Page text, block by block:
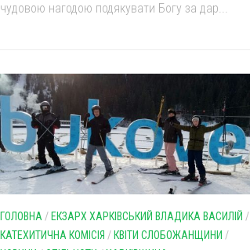
чудовою нагодою подякувати Богу за дар...
ГОЛОВНА / ЕКЗАРХ ХАРКІВСЬКИЙ ВЛАДИКА ВАСИЛІЙ /
КАТЕХИТИЧНА КОМІСІЯ / КВІТИ СЛОБОЖАНЩИНИ /